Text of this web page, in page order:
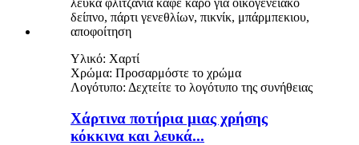
Υλικό: Χαρτί
Χρώμα: Προσαρμόστε το χρώμα
Λογότυπο: Δεχτείτε το λογότυπο της συνήθειας
Χάρτινα ποτήρια μιας χρήσης
κόκκινα και λευκά...